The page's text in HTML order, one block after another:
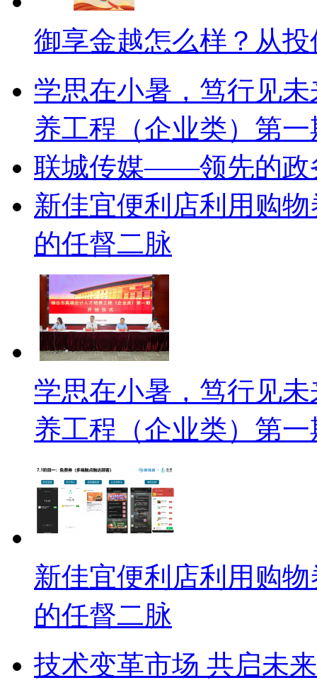
御享金越怎么样？从
学思在小暑，笃行见
养工程（企业类）第
联城传媒——领先的政
新佳宜便利店利用购
的任督二脉
学思在小暑，笃行见
养工程（企业类）第
新佳宜便利店利用购
的任督二脉
技术变革市场 共启未